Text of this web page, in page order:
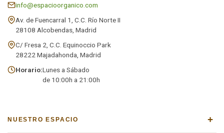
info@espacioorganico.com
Av. de Fuencarral 1, C.C. Río Norte II
28108 Alcobendas, Madrid
C/ Fresa 2, C.C. Equinoccio Park
28222 Majadahonda, Madrid
Horario:Lunes a Sábado
de 10:00h a 21:00h
NUESTRO ESPACIO +